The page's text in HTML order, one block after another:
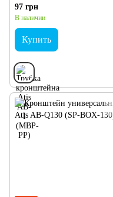
97 грн
В наличии
Купить